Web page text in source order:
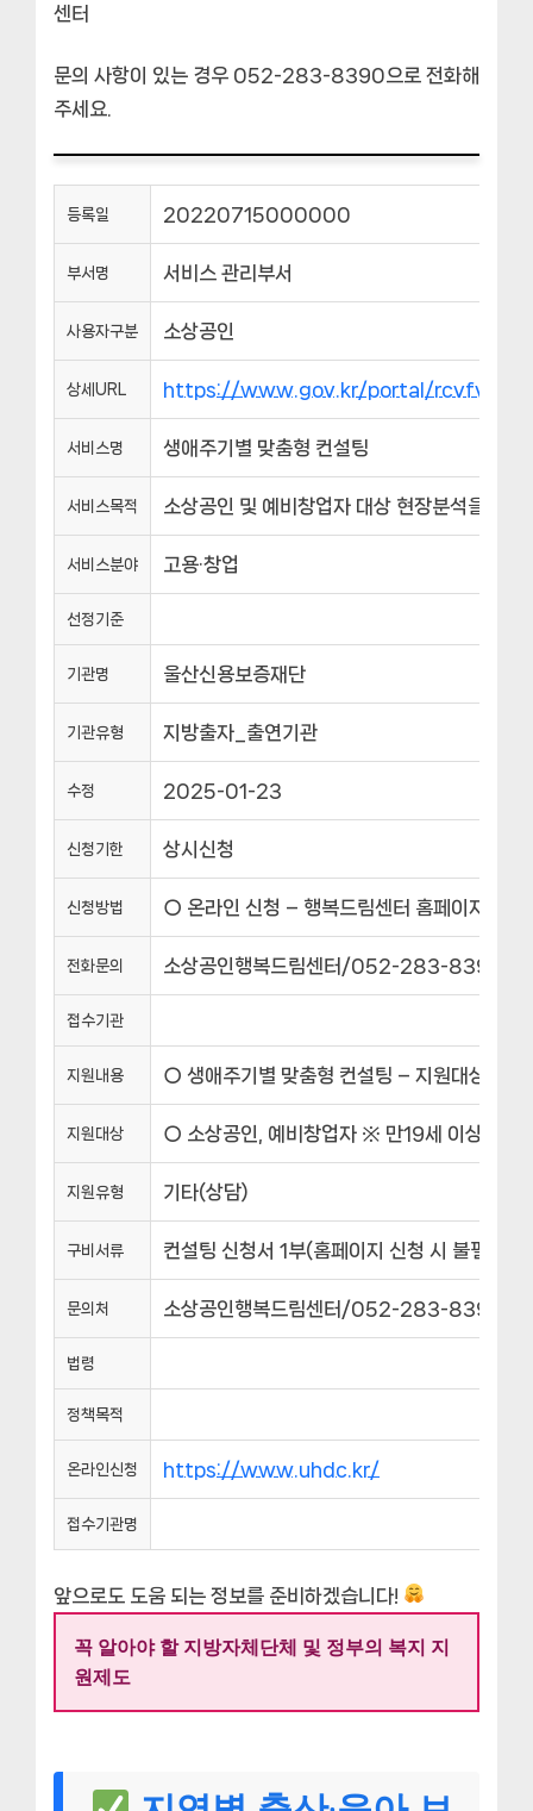
센터
문의 사항이 있는 경우 052-283-8390으로 전화해
주세요.
등록일 20220715000000
부서명 서비스 관리부서
사용자구분 소상공인
상세URL https://www.gov.kr/portal/
서비스명 생애주기별 맞춤형 컨설팅
서비스목적 소상공인 및 예비창업자 대상 현장분석을 통
서비스분야 고용·창업
선정기준
기관명 울산신용보증재단
기관유형 지방출자_출연기관
수정 2025-01-23
신청기한 상시신청
신청방법 ○ 온라인 신청 – 행복드림센터 홈페이지 :
전화문의 소상공인행복드림센터/052-283-8390
접수기관
지원내용 ○ 생애주기별 맞춤형 컨설팅 – 지원대상 : 소
지원대상 ○ 소상공인, 예비창업자 ※ 만19세 이상자(민
지원유형 기타(상담)
구비서류 컨설팅 신청서 1부(홈페이지 신청 시 불필요),
문의처 소상공인행복드림센터/052-283-8390
법령
정책목적
온라인신청 https://www.uhdc.kr/
접수기관명
앞으로도 도움 되는 정보를 준비하겠습니다!
꼭 알아야 할 지방자체단체 및 정부의 복지 지
원제도